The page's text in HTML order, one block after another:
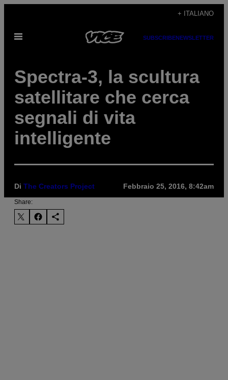
contenuto
+ ITALIANO
Apri
SUBSCRIBENEWSLETTER
Spectra-3, la scultura
satellitare che cerca
segnali di vita
intelligente
Di The Creators Project Febbraio 25, 2016, 8:42am
Share: